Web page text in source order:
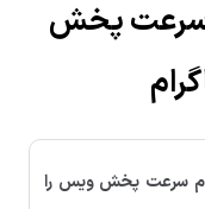
سرعت پخش
سرعت پخش ویس را